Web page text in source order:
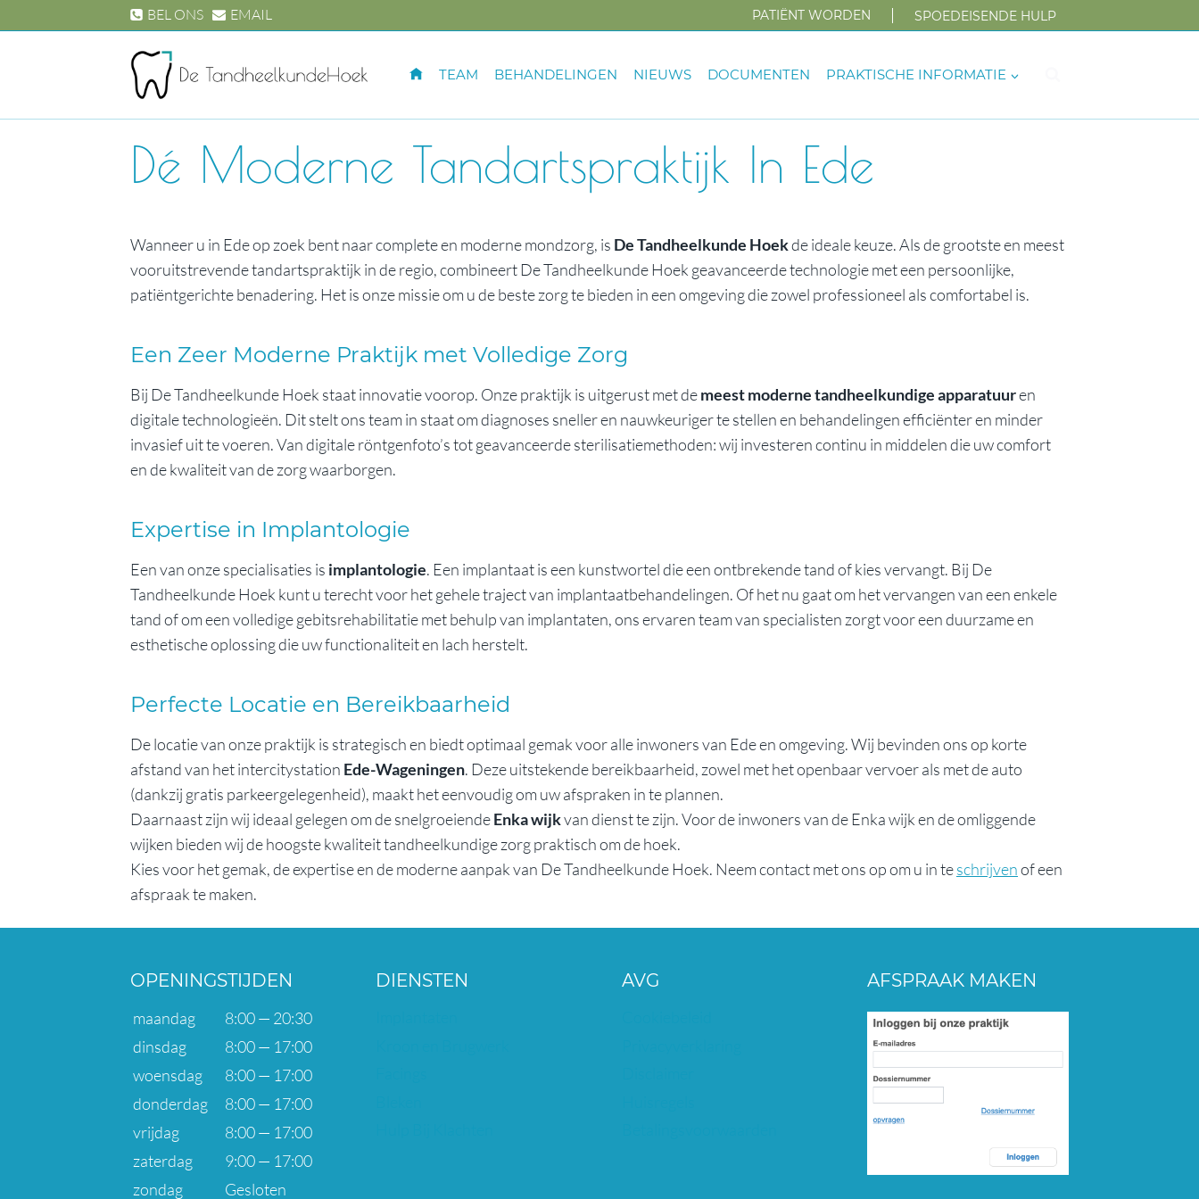
naar
BEL ONS EMAIL PATIËNT WORDEN SPOEDEISENDE HULP
TEAM BEHANDELINGEN NIEUWS DOCUMENTEN PRAKTISCHE INFORMATIE
Dé Moderne Tandartspraktijk In Ede
Wanneer u in Ede op zoek bent naar complete en moderne mondzorg, is De Tandheelkunde Hoekde ideale keuze. Als de grootste en meest
vooruitstrevende tandartspraktijk in de regio, combineert De Tandheelkunde Hoek geavanceerde technologie met een persoonlijke,
patiëntgerichte benadering. Het is onze missie om u de beste zorg te bieden in een omgeving die zowel professioneel als comfortabel is.
Een Zeer Moderne Praktijk met Volledige Zorg
Bij De Tandheelkunde Hoek staat innovatie voorop. Onze praktijk is uitgerust met demeest moderne tandheelkundige apparatuuren
digitale technologieën. Dit stelt ons team in staat om diagnoses sneller en nauwkeuriger te stellen en behandelingen efficiënter en minder
invasief uit te voeren. Van digitale röntgenfoto’s tot geavanceerde sterilisatiemethoden: wij investeren continu in middelen die uw comfort
en de kwaliteit van de zorg waarborgen.
Expertise in Implantologie
Een van onze specialisaties is implantologie. Een implantaat is een kunstwortel die een ontbrekende tand of kies vervangt. Bij De
Tandheelkunde Hoek kunt u terecht voor het gehele traject van implantaatbehandelingen. Of het nu gaat om het vervangen van een enkele
tand of om een volledige gebitsrehabilitatie met behulp van implantaten, ons ervaren team van specialisten zorgt voor een duurzame en
esthetische oplossing die uw functionaliteit en lach herstelt.
Perfecte Locatie en Bereikbaarheid
De locatie van onze praktijk is strategisch en biedt optimaal gemak voor alle inwoners van Ede en omgeving. Wij bevinden ons op korte
afstand van het intercitystation Ede-Wageningen. Deze uitstekende bereikbaarheid, zowel met het openbaar vervoer als met de auto
(dankzij gratis parkeergelegenheid), maakt het eenvoudig om uw afspraken in te plannen.
Daarnaast zijn wij ideaal gelegen om de snelgroeiendeEnka wijkvan dienst te zijn. Voor de inwoners van de Enka wijk en de omliggende
wijken bieden wij de hoogste kwaliteit tandheelkundige zorg praktisch om de hoek.
Kies voor het gemak, de expertise en de moderne aanpak van De Tandheelkunde Hoek. Neem contact met ons op om u in teschrijvenof een
afspraak te maken.
OPENINGSTIJDEN
maandag
8:00 — 20:30
dinsdag
8:00 — 17:00
woensdag
8:00 — 17:00
donderdag
8:00 — 17:00
vrijdag
8:00 — 17:00
zaterdag
9:00 — 17:00
zondag
Gesloten
DIENSTEN AVG AFSPRAAK MAKEN